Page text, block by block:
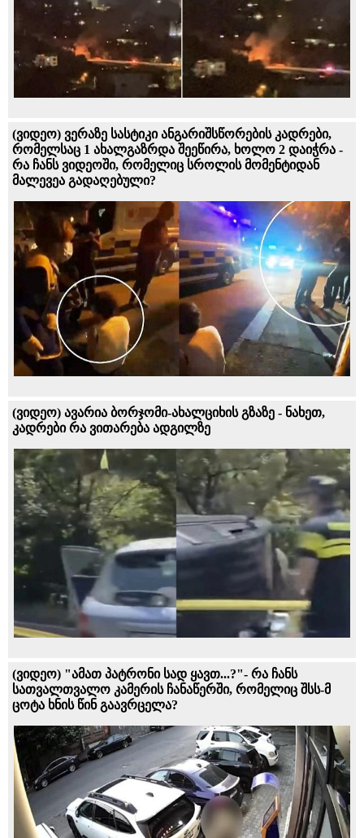
(ვიდეო) ვერაზე სასტიკი ანგარიშსწორების კადრები,
რომელსაც 1 ახალგაზრდა შეეწირა, ხოლო 2 დაიჭრა -
რა ჩანს ვიდეოში, რომელიც სროლის მომენტიდან
მალევეა გადაღებული?
(ვიდეო) ავარია ბორჯომი-ახალციხის გზაზე - ნახეთ,
კადრები რა ვითარება ადგილზე
(ვიდეო) "ამათ პატრონი სად ყავთ...?"- რა ჩანს
სათვალთვალო კამერის ჩანაწერში, რომელიც შსს-მ
ცოტა ხნის წინ გაავრცელა?